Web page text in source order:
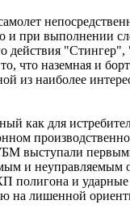
и при выполнении
действия
что наземная и
из наиболее
как для
выступали
и
полигона и
на лишенной